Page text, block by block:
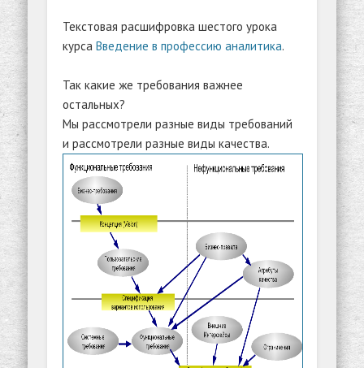
Текстовая расшифровка шестого урока
курсаВведение в профессию аналитика.
Так какие же требования важнее
остальных?
Мы рассмотрели разные виды требований
и рассмотрели разные виды качества.